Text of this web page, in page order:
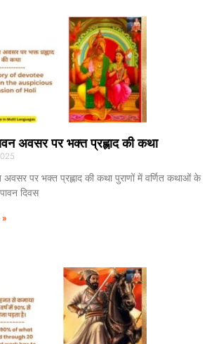
अवसर पर भक्त प्रह्लाद की कथा
अवसर पर भक्त प्रह्लाद की कथा पुराणों में वर्णित कथाओं के
दिवस